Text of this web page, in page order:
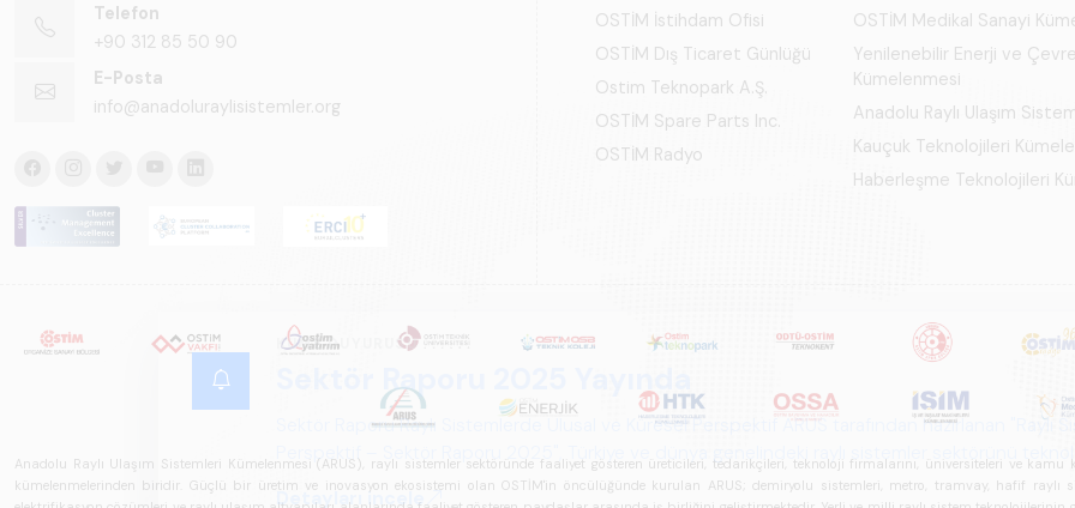
Telefon
+90 312 85 50 90
E-Posta
info@anadoluraylisistemler.org
OSTİM İstihdam Ofisi
OSTİM Dış Ticaret Günlüğü
Ostim Teknopark A.Ş.
OSTİM Spare Parts Inc.
OSTİM Radyo
OSTİM Medikal Sanayi
Yenilenebilir Enerji ve
Kümelenmesi
Anadolu Raylı Ulaşım
Kauçuk Teknolojileri
Haberleşme Teknolojileri
Anadolu Raylı Ulaşım Sistemleri Kümelenmesi (ARUS), raylı sistemler sektöründe faaliyet gösteren üreticileri, tedarikçileri, teknoloji firmalarını, üniversiteleri ve
kümelenmelerinden biridir. Güçlü bir üretim ve inovasyon ekosistemi olan OSTİM'in öncülüğünde kurulan ARUS; demiryolu sistemleri, metro, tramvay, hafif raylı